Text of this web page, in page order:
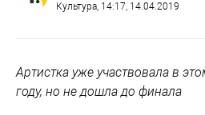
Культура, 14:17, 14.04.2019
Артистка уже участвовала в
году, но не дошла до финала